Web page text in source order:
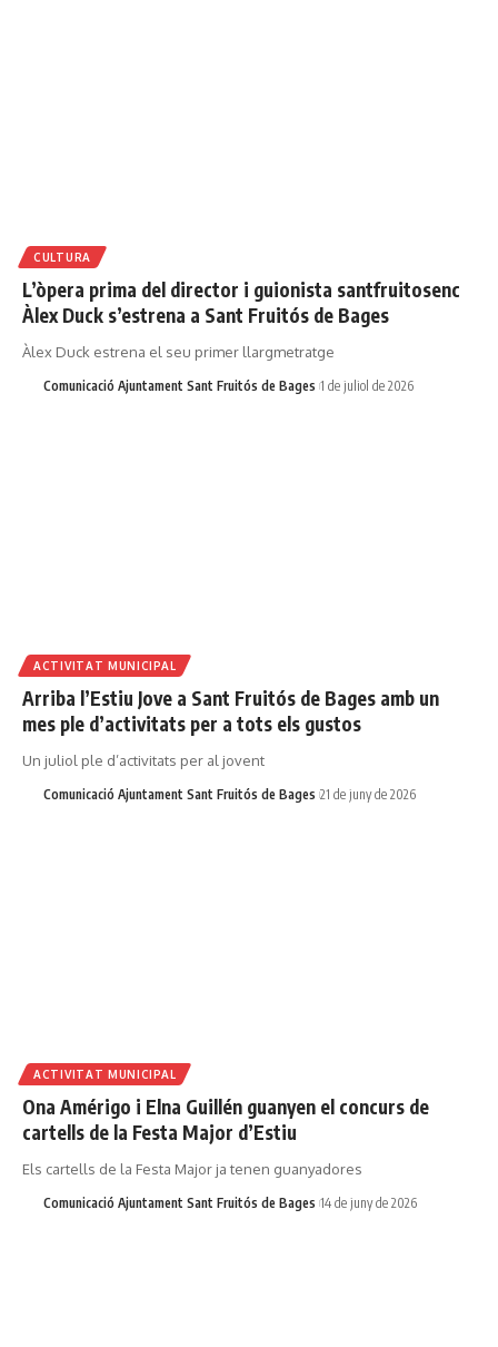
CULTURA
L’òpera prima del director i guionista santfruitosenc
Àlex Duck s’estrena a Sant Fruitós de Bages
Àlex Duck estrena el seu primer llargmetratge
Comunicació Ajuntament Sant Fruitós de Bages 1 de juliol de 2026
ACTIVITAT MUNICIPAL
Arriba l’Estiu Jove a Sant Fruitós de Bages amb un
mes ple d’activitats per a tots els gustos
Un juliol ple d’activitats per al jovent
Comunicació Ajuntament Sant Fruitós de Bages 21 de juny de 2026
ACTIVITAT MUNICIPAL
Ona Amérigo i Elna Guillén guanyen el concurs de
cartells de la Festa Major d’Estiu
Els cartells de la Festa Major ja tenen guanyadores
Comunicació Ajuntament Sant Fruitós de Bages 14 de juny de 2026